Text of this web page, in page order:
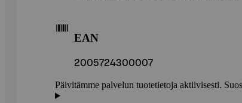
EAN
2005724300007
Päivitämme palvelun tuotetietoja aktiivisesti.